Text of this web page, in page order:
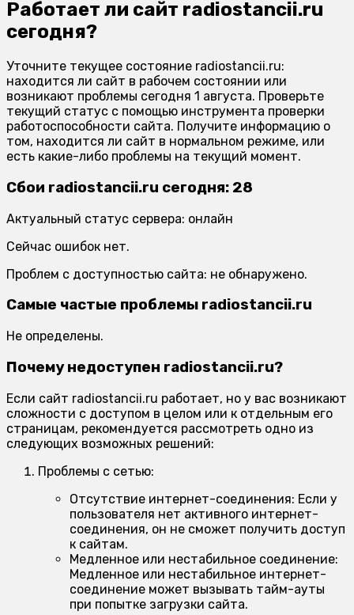
Работает ли сайт radiostancii.ru
сегодня?
Уточните текущее состояние radiostancii.ru:
находится ли сайт в рабочем состоянии или
возникают проблемы сегодня 1 августа. Проверьте
текущий статус с помощью инструмента проверки
работоспособности сайта. Получите информацию о
том, находится ли сайт в нормальном режиме, или
есть какие-либо проблемы на текущий момент.
Сбои radiostancii.ru сегодня: 28
Актуальный статус сервера: онлайн
Сейчас ошибок нет.
Проблем с доступностью сайта: не обнаружено.
Самые частые проблемы radiostancii.ru
Не определены.
Почему недоступен radiostancii.ru?
Если сайт radiostancii.ru работает, но у вас возникают
сложности с доступом в целом или к отдельным его
страницам, рекомендуется рассмотреть одно из
следующих возможных решений:
Проблемы с сетью:
Отсутствие интернет-соединения: Если у
пользователя нет активного интернет-
соединения, он не сможет получить доступ
к сайтам.
Медленное или нестабильное соединение:
Медленное или нестабильное интернет-
соединение может вызывать тайм-ауты
при попытке загрузки сайта.